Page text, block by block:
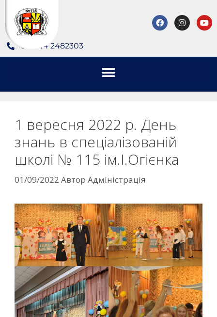
+380 44 2482303
1 вересня 2022 р. День
знань в спеціалізованій
школі № 115 ім.І.Огієнка
01/09/2022 Автор Адміністрація